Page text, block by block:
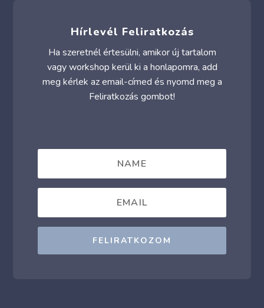
Hírlevél Feliratkozás
Ha szeretnél értesülni, amikor új tartalom
vagy workshop kerül ki a honlapomra, add
meg kérlek az email-címed és nyomd meg a
Feliratkozás gombot!
FELIRATKOZOM